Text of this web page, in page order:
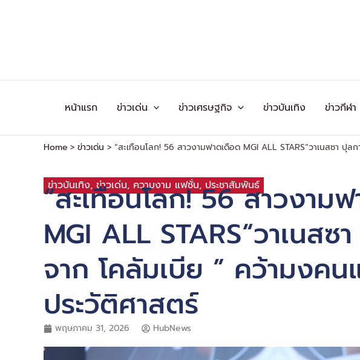
หน้าแรก ข่าวเด่น ข่าวเศรษฐกิจ ข่าวบันเทิง ข่าวกีฬา
Home ข่าวเด่น “สะเทือนโลก! 56 สาวงามฟาดเดือด MGI ALL STARS“วาเนสซา ปุ
ข่าวบันเทิง,ข่าวเด่น, ความงาม แฟชั่น, ประชาสัมพันธ์
“สะเทือนโลก! 56 สาวงาม
MGI ALL STARS“วาเนสซ
จาก โคลัมเบีย ” คว้ามงค
ประวัติศาสตร์
พฤษภาคม 31, 2026 HubNews